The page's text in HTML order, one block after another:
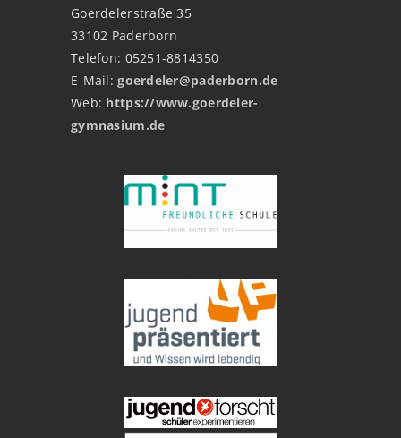
Goerdelerstraße 35
33102 Paderborn
Telefon: 05251-8814350
E-Mail:goerdeler@paderborn.de
Web: https://www.goerdeler-
gymnasium.de